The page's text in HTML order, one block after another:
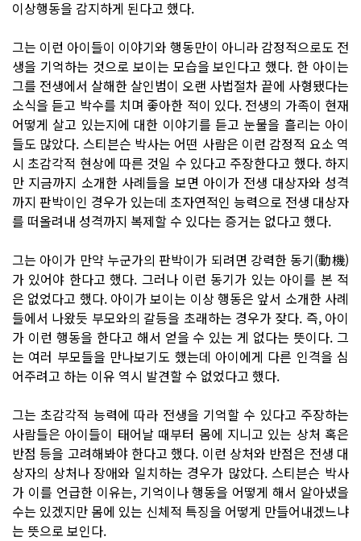
이상행동을 감지하게 된다고 했다.
그는 이런 아이들이 이야기와 행동만이 아니라 감정적으로도 전
생을 기억하는 것으로 보이는 모습을 보인다고 했다. 한 아이는
그를 전생에서 살해한 살인범이 오랜 사법절차 끝에 사형됐다는
소식을 듣고 박수를 치며 좋아한 적이 있다. 전생의 가족이 현재
어떻게 살고 있는지에 대한 이야기를 듣고 눈물을 흘리는 아이
들도 많았다. 스티븐슨 박사는 어떤 사람은 이런 감정적 요소 역
시 초감각적 현상에 따른 것일 수 있다고 주장한다고 했다. 하지
만 지금까지 소개한 사례들을 보면 아이가 전생 대상자와 성격
까지 판박이인 경우가 있는데 초자연적인 능력으로 전생 대상자
를 떠올려내 성격까지 복제할 수 있다는 증거는 없다고 했다.
그는 아이가 만약 누군가의 판박이가 되려면 강력한 동기(動機)
가 있어야 한다고 했다. 그러나 이런 동기가 있는 아이를 본 적
은 없었다고 했다. 아이가 보이는 이상 행동은 앞서 소개한 사례
들에서 나왔듯 부모와의 갈등을 초래하는 경우가 잦다. 즉, 아이
가 이런 행동을 한다고 해서 얻을 수 있는 게 없다는 뜻이다. 그
는 여러 부모들을 만나보기도 했는데 아이에게 다른 인격을 심
어주려고 하는 이유 역시 발견할 수 없었다고 했다.
그는 초감각적 능력에 따라 전생을 기억할 수 있다고 주장하는
사람들은 아이들이 태어날 때부터 몸에 지니고 있는 상처 혹은
반점 등을 고려해봐야 한다고 했다. 이런 상처와 반점은 전생 대
상자의 상처나 장애와 일치하는 경우가 많았다. 스티븐슨 박사
가 이를 언급한 이유는, 기억이나 행동을 어떻게 해서 알아냈을
수는 있겠지만 몸에 있는 신체적 특징을 어떻게 만들어내겠느냐
는 뜻으로 보인다.